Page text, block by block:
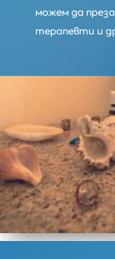
можем да
терапевти и